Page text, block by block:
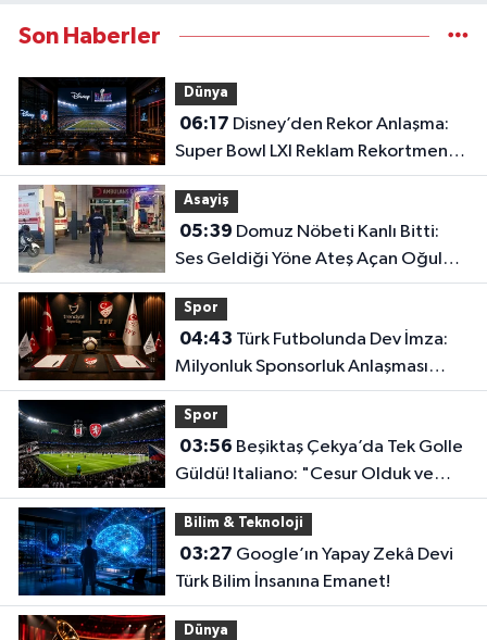
Son Haberler
Dünya
06:17
Super Bowl LXI Reklam Rekortmeni
Oldu!
Asayiş
05:39
Ses Geldiği Yöne Ateş Açan Oğul
Babasını Öldürdü!
Spor
04:43
Milyonluk Sponsorluk Anlaşması
Uzatıldı!
Spor
03:56
Güldü! Italiano: "Cesur Olduk ve
Karşılığını Aldık"
Bilim & Teknoloji
03:27
Türk Bilim İnsanına Emanet!
Dünya